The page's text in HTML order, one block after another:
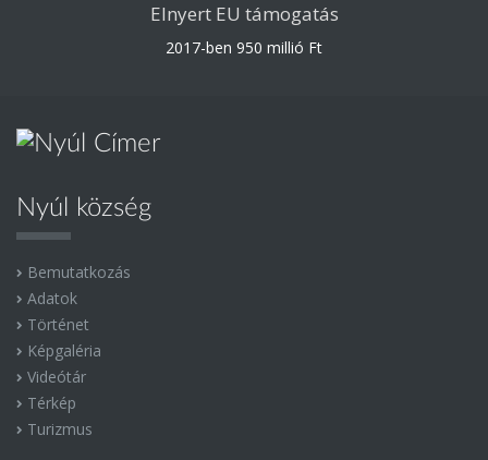
Elnyert EU támogatás
2017-ben 950 millió Ft
Nyúl község
Bemutatkozás
Adatok
Történet
Képgaléria
Videótár
Térkép
Turizmus